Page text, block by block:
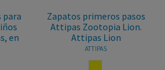
para
en
Zapatos primeros pasos
Attipas Zootopia Lion.
Attipas Lion
ATTIPAS